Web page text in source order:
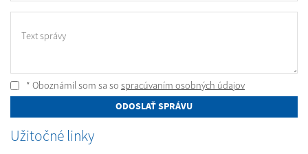
Text správy
* Oboznámil som sa so spracúvaním osobných údajov
ODOSLAŤ SPRÁVU
Užitočné linky